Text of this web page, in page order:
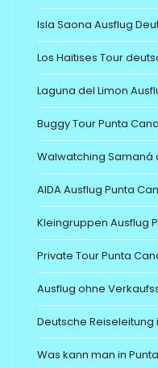
Isla Saona Ausflug
Los Haitises Tour
Laguna del Limon
Buggy Tour Punta
Walwatching Samaná
AIDA Ausflug Punta
Kleingruppen Ausflug
Private Tour Punta
Ausflug ohne
Deutsche Reiseleitung
Was kann man in